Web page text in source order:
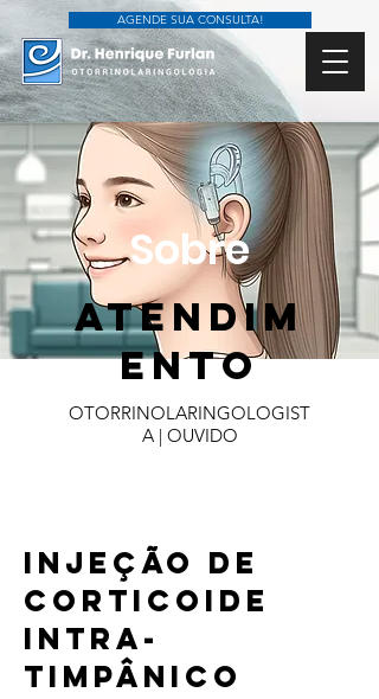
AGENDE SUA CONSULTA!
Sobre
ATENDIM
ENTO
OTORRINOLARINGOLOGIST
A | OUVIDO
Injeção de
corticoide
intra-
timpânico